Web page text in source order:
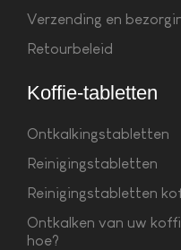
Verzending en
Retourbeleid
Koffie-tabletten
Ontkalkingstabletten
Reinigingstabletten
Reinigingstabletten
Ontkalken van uw
hoe?